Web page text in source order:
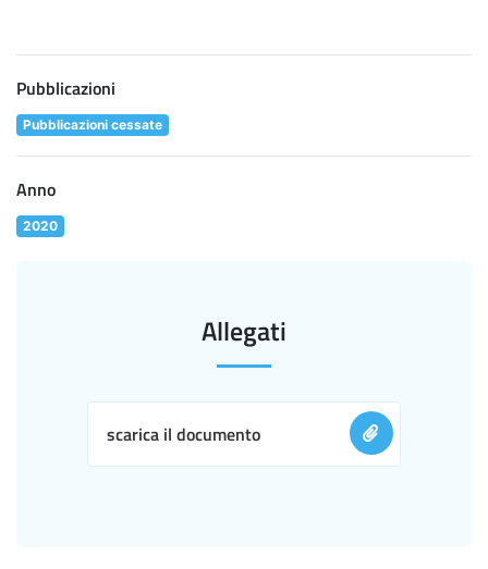
Pubblicazioni
Pubblicazioni cessate
Anno
2020
Allegati
scarica il documento